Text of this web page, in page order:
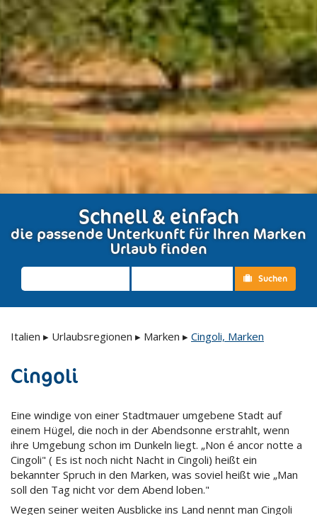
Schnell & einfach
die passende Unterkunft für Ihren Marken
Urlaub finden
Suchen
Italien ▸ Urlaubsregionen ▸ Marken ▸ Cingoli, Marken
Cingoli
Eine windige von einer Stadtmauer umgebene Stadt auf
einem Hügel, die noch in der Abendsonne erstrahlt, wenn
ihre Umgebung schon im Dunkeln liegt. „Non é ancor notte a
Cingoli" ( Es ist noch nicht Nacht in Cingoli) heißt ein
bekannter Spruch in den Marken, was soviel heißt wie „Man
soll den Tag nicht vor dem Abend loben."
Wegen seiner weiten Ausblicke ins Land nennt man Cingoli